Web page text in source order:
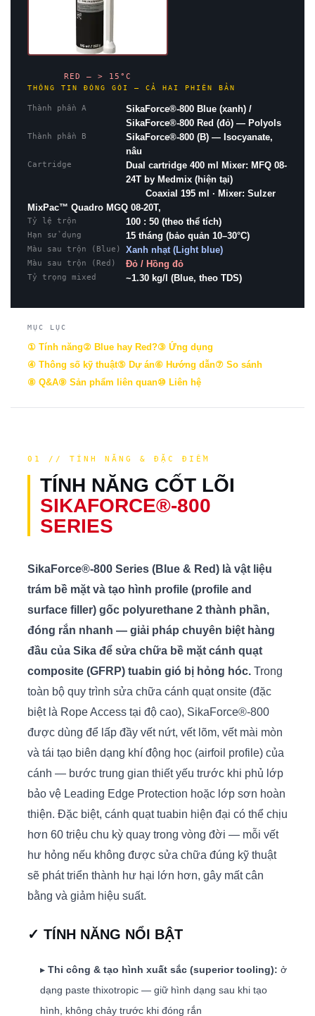
RED — > 15°C
THÔNG TIN ĐÓNG GÓI — CẢ HAI PHIÊN BẢN
Thành phần A
SikaForce®-800 Blue (xanh) /
SikaForce®-800 Red (đỏ) — Polyols
Thành phần B
SikaForce®-800 (B) — Isocyanate,
nâu
Cartridge
Dual cartridge 400 ml Mixer: MFQ 08-
24T by Medmix (hiện tại)
Coaxial 195 ml · Mixer: Sulzer
MixPac™ Quadro MGQ 08-20T,
Tỷ lệ trộn 100 : 50 (theo thể tích)
Hạn sử dụng 15 tháng (bảo quản 10–30°C)
Màu sau trộn (Blue) Xanh nhạt (Light blue)
Màu sau trộn (Red) Đỏ / Hồng đỏ
Tỷ trọng mixed ~1.30 kg/l (Blue, theo TDS)
MỤC LỤC
① Tính năng② Blue hay Red?③ Ứng dụng
④ Thông số kỹ thuật⑤ Dự án⑥ Hướng dẫn⑦ So sánh
⑧ Q&A⑨ Sản phẩm liên quan⑩ Liên hệ
01 // TÍNH NĂNG & ĐẶC ĐIỂM
TÍNH NĂNG CỐT LÕI
SIKAFORCE®-800
SERIES
SikaForce®-800 Series (Blue & Red) là vật liệu
trám bề mặt và tạo hình profile (profile and
surface filler) gốc polyurethane 2 thành phần,
đóng rắn nhanh — giải pháp chuyên biệt hàng
đầu của Sika để sửa chữa bề mặt cánh quạt
composite (GFRP) tuabin gió bị hỏng hóc. Trong
toàn bộ quy trình sửa chữa cánh quạt onsite (đặc
biệt là Rope Access tại độ cao), SikaForce®-800
được dùng để lấp đầy vết nứt, vết lõm, vết mài mòn
và tái tạo biên dạng khí động học (airfoil profile) của
cánh — bước trung gian thiết yếu trước khi phủ lớp
bảo vệ Leading Edge Protection hoặc lớp sơn hoàn
thiện. Đặc biệt, cánh quạt tuabin hiện đại có thể chịu
hơn 60 triệu chu kỳ quay trong vòng đời — mỗi vết
hư hỏng nếu không được sửa chữa đúng kỹ thuật
sẽ phát triển thành hư hại lớn hơn, gây mất cân
bằng và giảm hiệu suất.
✓ TÍNH NĂNG NỔI BẬT
▸Thi công & tạo hình xuất sắc (superior tooling): ở
dạng paste thixotropic — giữ hình dạng sau khi tạo
hình, không chảy trước khi đóng rắn